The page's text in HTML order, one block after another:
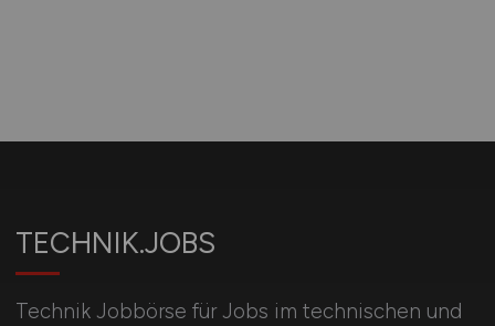
TECHNIK.JOBS
Technik Jobbörse für Jobs im technischen und